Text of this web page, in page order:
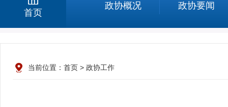
首页
政协概况 政协要闻
当前位置： 首页 > 政协工作